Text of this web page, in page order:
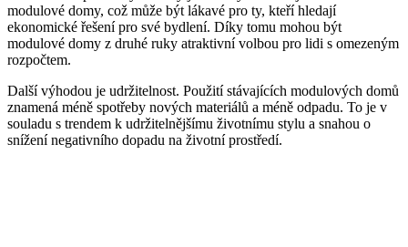
modulové domy, což může být lákavé pro ty, kteří hledají
ekonomické řešení pro své bydlení. Díky tomu mohou být
modulové domy z druhé ruky atraktivní volbou pro lidi s omezeným
rozpočtem.
Další výhodou je udržitelnost. Použití stávajících modulových domů
znamená méně spotřeby nových materiálů a méně odpadu. To je v
souladu s trendem k udržitelnějšímu životnímu stylu a snahou o
snížení negativního dopadu na životní prostředí.